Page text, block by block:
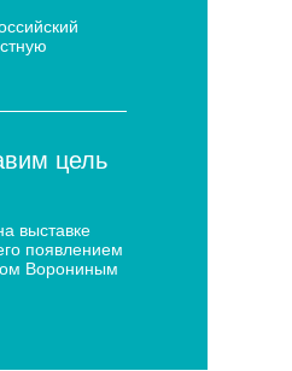
цель
выставке
появлением
Ворониным